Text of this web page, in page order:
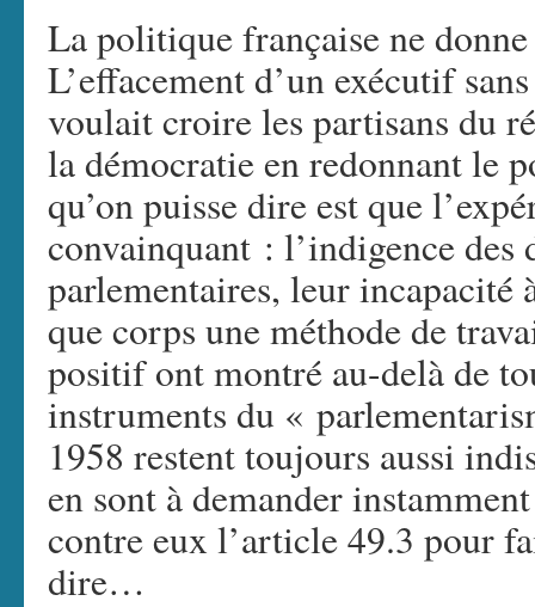
La politique française ne donne
L’effacement d’un exécutif
voulait croire les partisans du
la démocratie en redonnant le
qu’on puisse dire est que
convainquant : l’indigence des
parlementaires, leur
que corps une méthode de
positif ont montré au-delà de
instruments du «
1958 restent toujours aussi
en sont à demander
contre eux l’article 49.3 pour
dire…